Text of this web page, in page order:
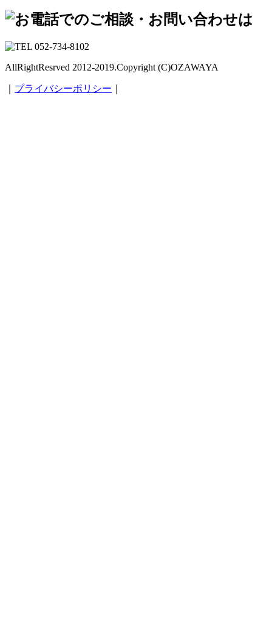
AllRightResrved 2012-2019.Copyright (C)OZAWAYA
プライバシーポリシー